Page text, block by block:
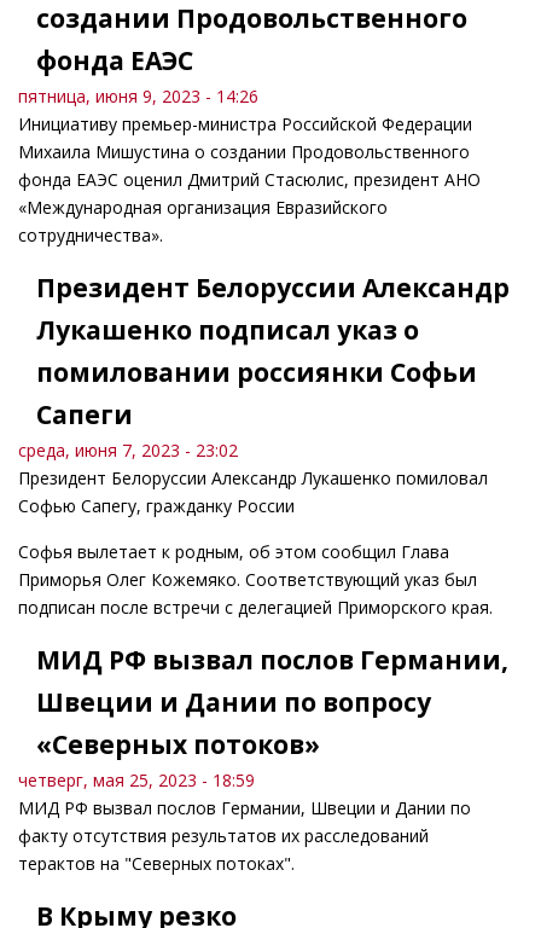
создании Продовольственного
фонда ЕАЭС
пятница, июня 9, 2023 - 14:26
Инициативу премьер-министра Российской Федерации
Михаила Мишустина о создании Продовольственного
фонда ЕАЭС оценил Дмитрий Стасюлис, президент АНО
«Международная организация Евразийского
сотрудничества».
Президент Белоруссии Александр
Лукашенко подписал указ о
помиловании россиянки Софьи
Сапеги
среда, июня 7, 2023 - 23:02
Президент Белоруссии Александр Лукашенко помиловал
Софью Сапегу, гражданку России
Софья вылетает к родным, об этом сообщил Глава
Приморья Олег Кожемяко. Соответствующий указ был
подписан после встречи с делегацией Приморского края.
МИД РФ вызвал послов Германии,
Швеции и Дании по вопросу
«Северных потоков»
четверг, мая 25, 2023 - 18:59
МИД РФ вызвал послов Германии, Швеции и Дании по
факту отсутствия результатов их расследований
терактов на "Северных потоках".
В Крыму резко